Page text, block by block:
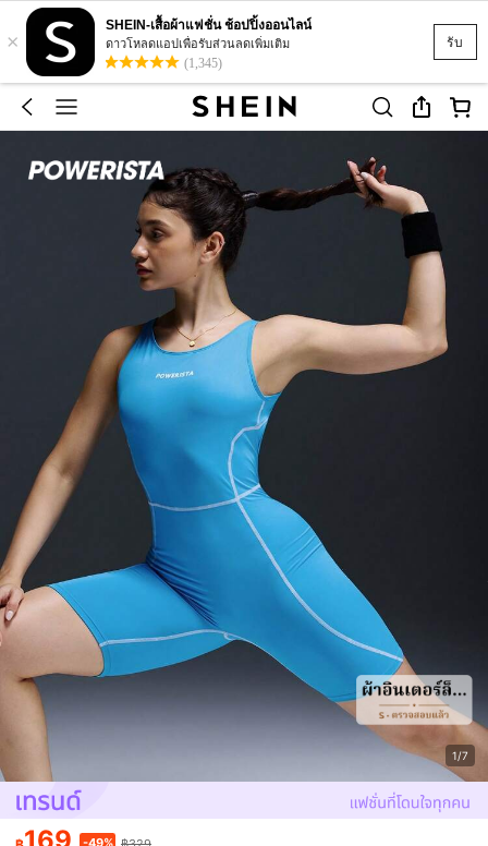
รับ
×
SHEIN-เสื้อผ้าแฟชั่น ช้อปปิ้งออนไลน์
ดาวโหลดแอปเพื่อรับส่วนลดเพิ่มเติม
(1,345)
1/7
169 -49%